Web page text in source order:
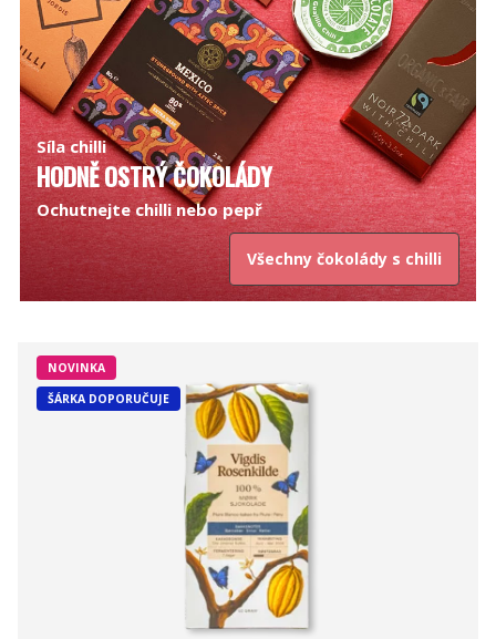
Síla chilli
HODNĚ OSTRÝ ČOKOLÁDY
Ochutnejte chilli nebo pepř
Všechny čokolády s chilli
NOVINKA
ŠÁRKA DOPORUČUJE